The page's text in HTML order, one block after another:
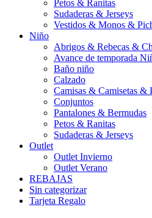
Petos & Ranitas
Sudaderas & Jerseys
Vestidos & Monos &
Niño
Abrigos & Rebecas &
Avance de temporada
Baño niño
Calzado
Camisas & Camisetas &
Conjuntos
Pantalones & Bermudas
Petos & Ranitas
Sudaderas & Jerseys
Outlet
Outlet Invierno
Outlet Verano
REBAJAS
Sin categorizar
Tarjeta Regalo